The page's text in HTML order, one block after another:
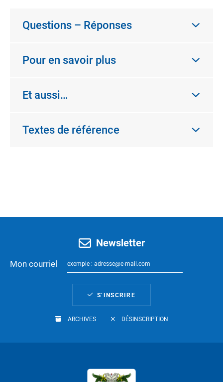
Questions – Réponses
Pour en savoir plus
Et aussi…
Textes de référence
Newsletter
Mon courriel
S’INSCRIRE
ARCHIVES DÉSINSCRIPTION